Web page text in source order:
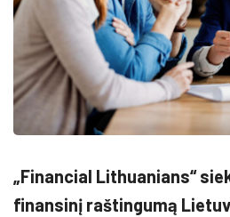
„Financial Lithuanians“
finansinį raštingumą